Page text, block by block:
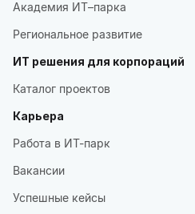
Академия ИТ–парка
Региональное развитие
ИТ решения для корпораций
Каталог проектов
Карьера
Работа в ИТ-парк
Вакансии
Успешные кейсы